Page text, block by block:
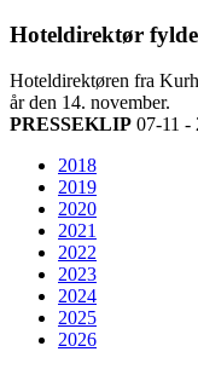
Hoteldirektør
Hoteldirektøren fra
år den 14. november.
PRESSEKLIP 07-11 -
2018
2019
2020
2021
2022
2023
2024
2025
2026